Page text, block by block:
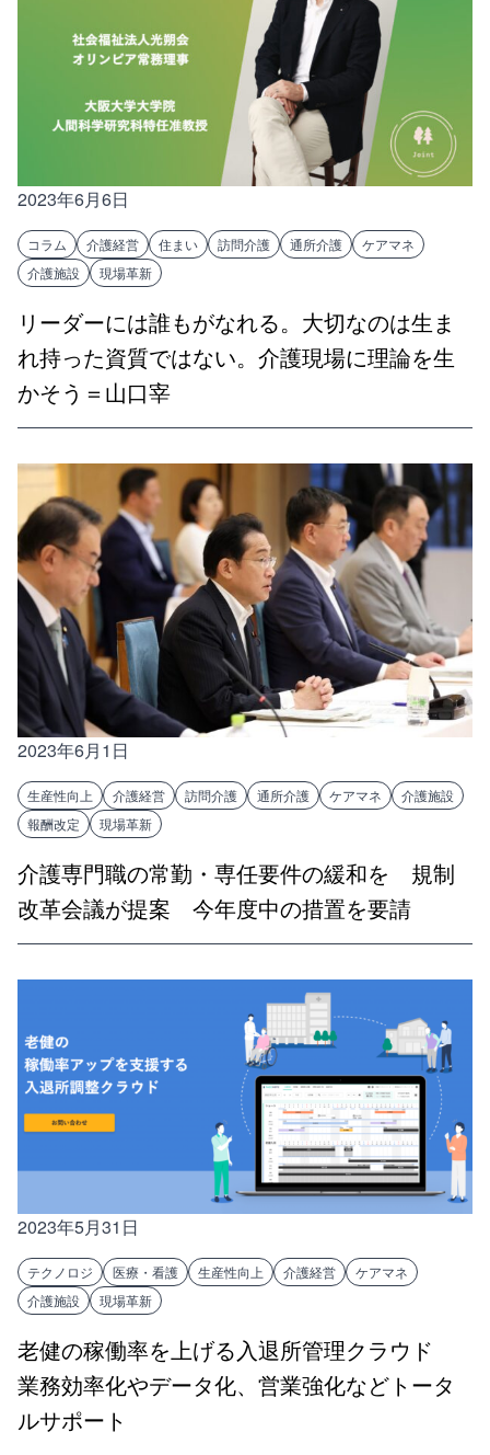
2023年6月6日
コラム 介護経営 住まい 訪問介護 通所介護
ケアマネ
介護施設
現場革新
リーダーには誰もがなれる。大切なのは生ま
れ持った資質ではない。介護現場に理論を生
かそう＝山口宰
2023年6月1日
生産性向上 介護経営 訪問介護 通所介護 ケアマネ
介護施設
報酬改定
現場革新
介護専門職の常勤・専任要件の緩和を 規制
改革会議が提案 今年度中の措置を要請
2023年5月31日
テクノロジ 医療・看護 生産性向上 介護経営
ケアマネ
介護施設
現場革新
老健の稼働率を上げる入退所管理クラウド
業務効率化やデータ化、営業強化などトータ
ルサポート